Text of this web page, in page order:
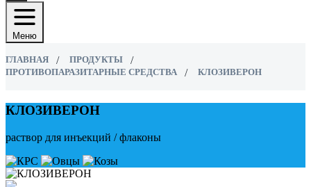
Меню
ГЛАВНАЯ
ПРОДУКТЫ
ПРОТИВОПАРАЗИТАРНЫЕ СРЕДСТВА
КЛОЗИВЕРОН
КЛОЗИВЕРОН
раствор для инъекций / флаконы